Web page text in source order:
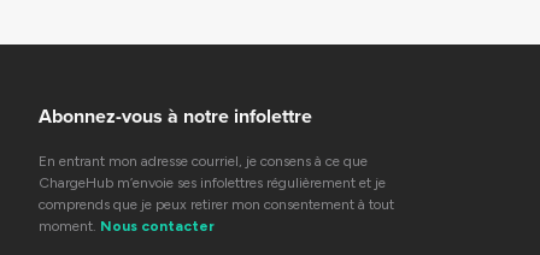
Abonnez-vous à notre infolettre
En entrant mon adresse courriel, je consens à ce que
ChargeHub m’envoie ses infolettres régulièrement et je
comprends que je peux retirer mon consentement à tout
moment. Nous contacter